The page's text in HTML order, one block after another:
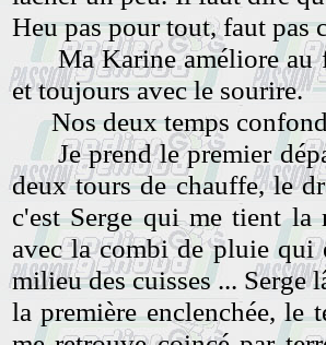
Heu pas pour tout, faut pas
Ma Karine améliore au
et toujours avec le sourire.
Nos deux temps
Je prend le premier
deux tours de chauffe, le
c'est Serge qui me tient la
avec la combi de pluie qui
milieu des cuisses ... Serge
la première enclenchée, le